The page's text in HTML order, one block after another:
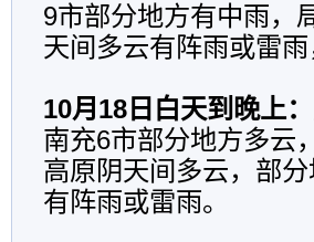
9市部分地方有中雨，
天间多云有阵雨或雷
10月18日白天到晚上：
南充6市部分地方多云
高原阴天间多云，部
有阵雨或雷雨。